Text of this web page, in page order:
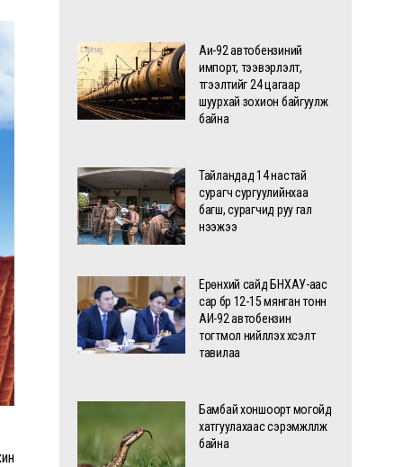
Аи-92 автобензиний
импорт, тээвэрлэлт,
түгээлтийг 24 цагаар
шуурхай зохион байгуулж
байна
Тайландад 14 настай
сурагч сургуулийнхаа
багш, сурагчид руу гал
нээжээ
Ерөнхий сайд БНХАУ-аас
сар бүр 12-15 мянган тонн
АИ-92 автобензин
тогтмол нийлүүлэх хүсэлт
тавилаа
Бамбай хоншоорт могойд
хатгуулахаас сэрэмжлүүлж
байна